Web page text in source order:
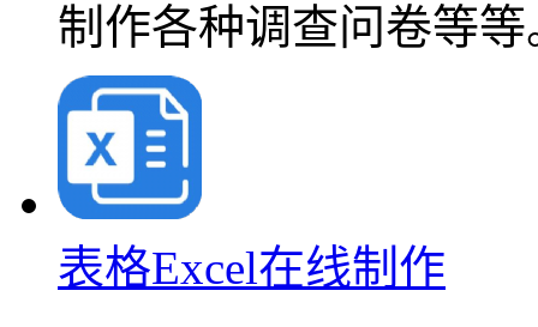
制作各种调查问卷等等
表格Excel在线制作